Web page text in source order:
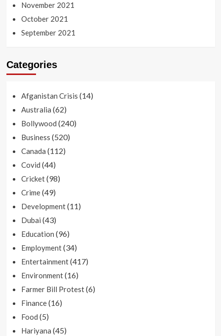
November 2021
October 2021
September 2021
Categories
Afganistan Crisis (14)
Australia (62)
Bollywood (240)
Business (520)
Canada (112)
Covid (44)
Cricket(98)
Crime(49)
Development(11)
Dubai (43)
Education (96)
Employment(34)
Entertainment(417)
Environment(16)
Farmer Bill Protest(6)
Finance(16)
Food (5)
Hariyana (45)